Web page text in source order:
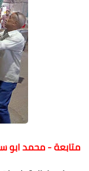
متابعة - محمد ابو